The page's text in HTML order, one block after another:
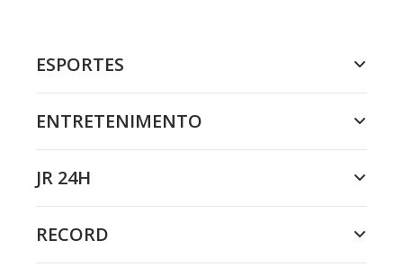
ESPORTES
ENTRETENIMENTO
JR 24H
RECORD